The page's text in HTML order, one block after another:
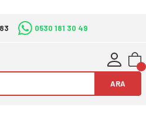
0530 181 30 49
ARA